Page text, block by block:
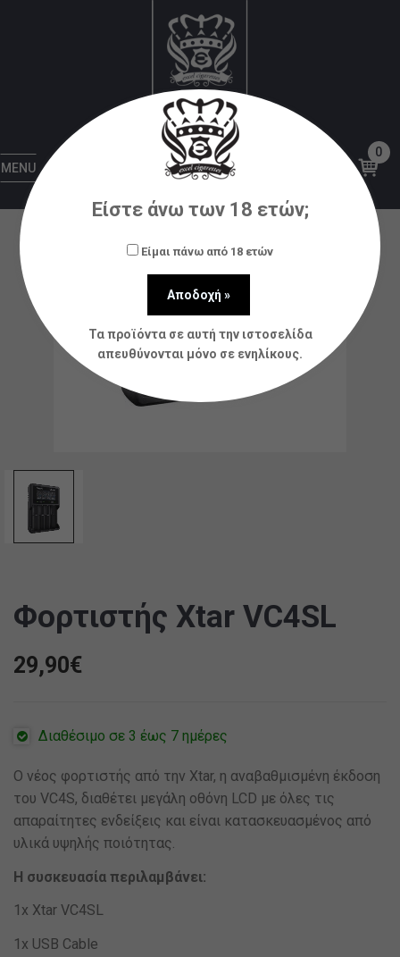
MENU
0
Φορτιστές
VC4SL
Φορτιστής Xtar VC4SL
29,90€
Διαθέσιμο σε 3 έως 7 ημέρες
Ο νέος φορτιστής από την Xtar, η αναβαθμισμένη έκδοση
του VC4S, διαθέτει μεγάλη οθόνη LCD με όλες τις
απαραίτητες ενδείξεις και είναι κατασκευασμένος από
υλικά υψηλής ποιότητας.
Η συσκευασία περιλαμβάνει:
1x Xtar VC4SL
1x USB Cable
Είστε άνω των 18 ετών;
Είμαι πάνω από 18 ετών
Τα προϊόντα σε αυτή την ιστοσελίδα
απευθύνονται μόνο σε ενηλίκους.